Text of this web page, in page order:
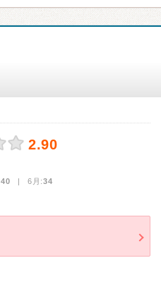
2.90
40 | 6月:34